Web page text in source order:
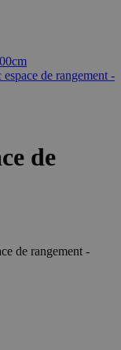
de rangement -
de